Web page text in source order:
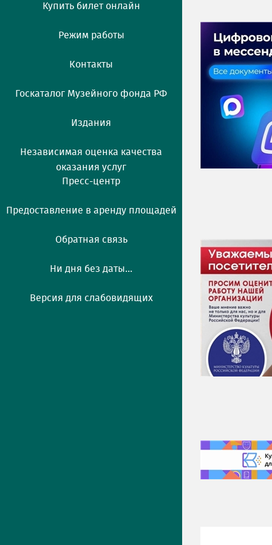
Купить билет онлайн
Режим работы
Контакты
Госкаталог Музейного фонда РФ
Издания
Независимая оценка качества
оказания услуг
Пресс-центр
Предоставление в аренду площадей
Обратная связь
Ни дня без даты...
Версия для слабовидящих